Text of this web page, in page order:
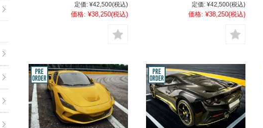
定価: ¥42,500(税込)
価格: ¥38,250(税込)
定価: ¥42,500(税込)
価格: ¥38,250(税込)